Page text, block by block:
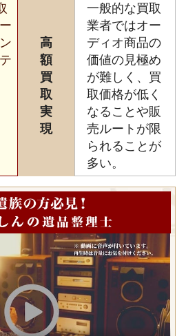
高
額
買
取
実
現
一般的な買取
業者ではオー
ディオ商品の
価値の見極め
が難しく、買
取価格が低く
なることや販
売ルートが限
られることが
多い。